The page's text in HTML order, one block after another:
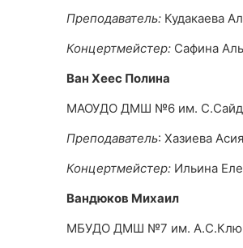
Преподаватель: Кудакаева
Концертмейстер: Сафина
Ван Хеес Полина
МАОУДО ДМШ №6 им.
Преподаватель: Хазиева
Концертмейстер: Ильина
Вандюков Михаил
МБУДО ДМШ №7 им.